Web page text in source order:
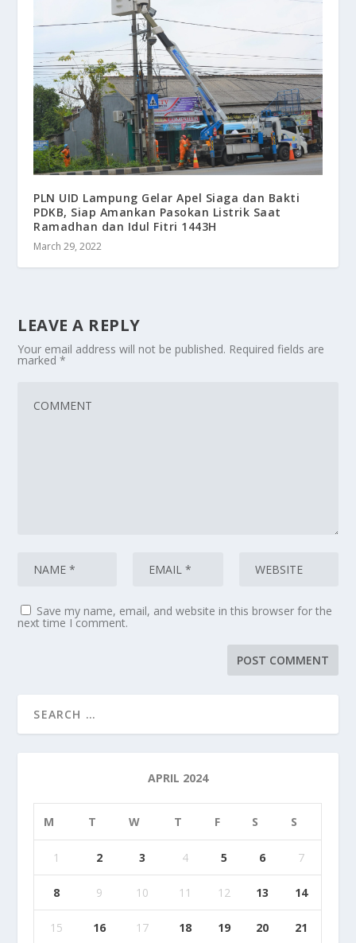
PLN UID Lampung Gelar Apel Siaga dan Bakti
PDKB, Siap Amankan Pasokan Listrik Saat
Ramadhan dan Idul Fitri 1443H
March 29, 2022
LEAVE A REPLY
Your email address will not be published. Required fields are
marked*
Save my name, email, and website in this browser for the
next time I comment.
APRIL 2024
M T W T F S S
1 2 3 4 5 6 7
8 9 10 11 12 13 14
15 16 17 18 19 20 21